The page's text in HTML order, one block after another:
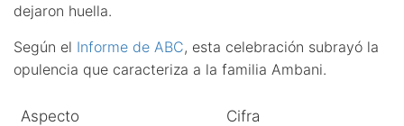
dejaron huella.
Según el Informe de ABC, esta celebración subrayó la
opulencia que caracteriza a la familia Ambani.
Aspecto Cifra